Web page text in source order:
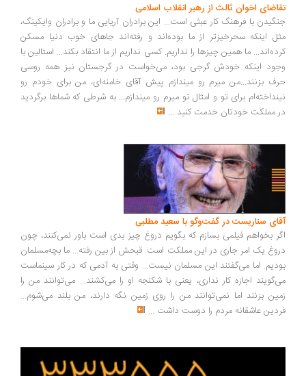
اخوان ثالث از رهبر انقلاب اسلامی
با فرهنگ کار عبثی است... این برادران آریایی ما و برادران وایکینگ،
اینکه سحرخیزتر از ما بوده‌اند و رفته‌اند جاهای خوب دنیا مسکن
ما همین چیزها را نداریم. کسی نداریم از ما انتقاد بکند... استالین با
اینکه خودش گرجی بود، می‌خواست در گرجستان نیز همه روسی
بزنند...من میرم رو میندازم پیش آقای خامنه‌ای، من برای خودم رو
برای تو و امثال تو میرم رو میندازم... به شرطی که شماها برگردید
مملکت خودتان خدمت کنید...
سناریست در گفت‌وگو با سعید مطلبی
بخواهم فیلمی بسازم که بگویم دروغ چیز بدی است باور نمی‌کنند، چون
یک امر جاری در این مملکت است. قبحش از بین رفته... ما بچه‌مسلمان
اما می‌گفتند این مسلمان نیست... وقتی به آدمی که در کار سینماست
اجازه کار نداری، یعنی با شکنجه او را می‌کشند... می‌توانند من را
بزنند اما نمی‌توانند من را روی زمین نگه دارند، من بلند می‌شوم...
عاشقانه مردم را دوست داشت ...